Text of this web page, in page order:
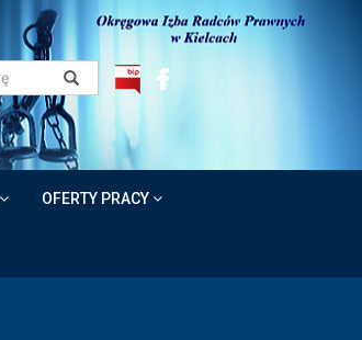
OFERTY PRACY